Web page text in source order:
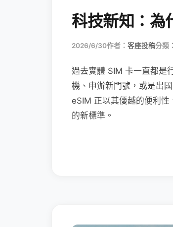
科技新知：為
2026/6/30作者： 客座投稿分類：
過去實體 SIM 卡一直都是
機、申辦新門號，或是出
eSIM 正以其優越的便利
的新標準。